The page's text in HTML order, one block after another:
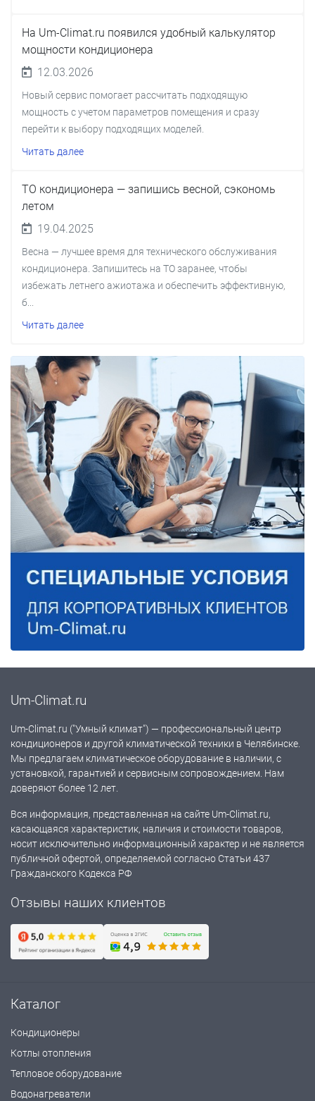
На Um-Climat.ru появился удобный калькулятор
мощности кондиционера
12.03.2026
Новый сервис помогает рассчитать подходящую
мощность с учетом параметров помещения и сразу
перейти к выбору подходящих моделей.
Читать далее
ТО кондиционера — запишись весной, сэкономь
летом
19.04.2025
Весна — лучшее время для технического обслуживания
кондиционера. Запишитесь на ТО заранее, чтобы
избежать летнего ажиотажа и обеспечить эффективную,
б...
Читать далее
Um-Climat.ru
Um-Climat.ru ("Умный климат") — профессиональный центр
кондиционеров и другой климатической техники в Челябинске.
Мы предлагаем климатическое оборудование в наличии, с
установкой, гарантией и сервисным сопровождением. Нам
доверяют более 12 лет.
Вся информация, представленная на сайте Um-Climat.ru,
касающаяся характеристик, наличия и стоимости товаров,
носит исключительно информационный характер и не является
публичной офертой, определяемой согласно Статьи 437
Гражданского Кодекса РФ
Отзывы наших клиентов
Каталог
Кондиционеры
Котлы отопления
Тепловое оборудование
Водонагреватели